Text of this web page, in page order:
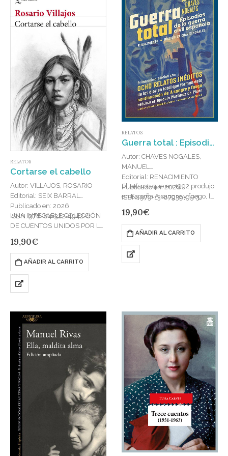
RELATOS
Cortarse el cabello
Autor: VILLAJOS, ROSARIO
Editorial: SEIX BARRAL
Publicado en: 2026
ISBN: 978-84-322-4942-6
UNA IMPECABLE COLECCIÓN
DE CUENTOS UNIDOS POR LA
PÉRDIDA DE ALGO
ESENCIALUn hombre al que
siempre le acompaña un
enjambre…
19,90€
AÑADIR AL CARRITO
RELATOS
Guerra total : Episodios de la guerra civil española
Autor: CHAVES NOGALES,
MANUEL
Editorial: RENACIMIENTO
Publicado en: 2026
ISBN: 979-13-87939-95-3
El seísmo que en 1992 produjo
en España A sangre y fuego, los
Nogales, no ha tenido parangón
en…
19,90€
AÑADIR AL CARRITO